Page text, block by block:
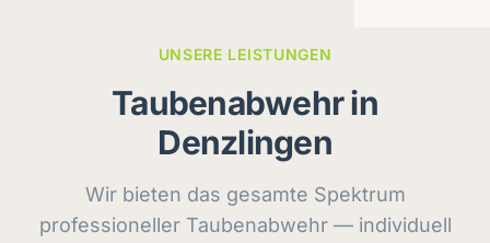
UNSERE LEISTUNGEN
Taubenabwehr in
Denzlingen
Wir bieten das gesamte Spektrum
professioneller Taubenabwehr — individuell